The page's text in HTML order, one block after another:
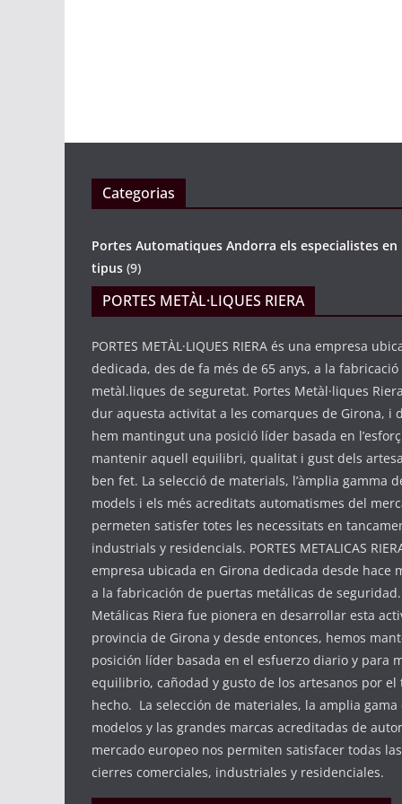
Categorias
Portes Automatiques Andorra els especialistes
tipus (9)
PORTES METÀL·LIQUES RIERA
PORTES METÀL·LIQUES RIERA és una empresa
dedicada, des de fa més de 65 anys, a la
metàl.liques de seguretat. Portes Metàl·liques
dur aquesta activitat a les comarques de Girona, i
hem mantingut una posició líder basada en
mantenir aquell equilibri, qualitat i gust dels
ben fet. La selecció de materials, l’àmplia gamma
models i els més acreditats automatismes del
permeten satisfer totes les necessitats en
industrials y residencials. PORTES METALICAS
empresa ubicada en Girona dedicada desde hace
a la fabricación de puertas metálicas de
Metálicas Riera fue pionera en desarrollar esta
provincia de Girona y desde entonces, hemos
posición líder basada en el esfuerzo diario y para
equilibrio, cañodad y gusto de los artesanos por el
hecho. La selección de materiales, la amplia gama
modelos y las grandes marcas acreditadas de
mercado europeo nos permiten satisfacer todas
cierres comerciales, industriales y residenciales.